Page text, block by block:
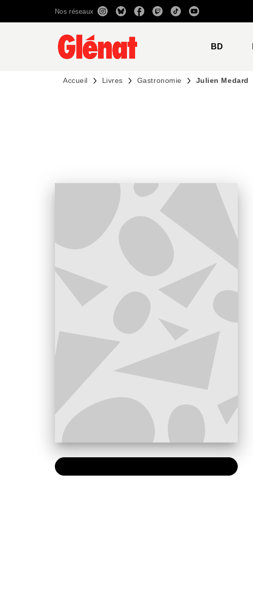
RECHERCHE CONTENU
Nos réseaux
BD
Accueil Livres Gastronomie Julien Medard